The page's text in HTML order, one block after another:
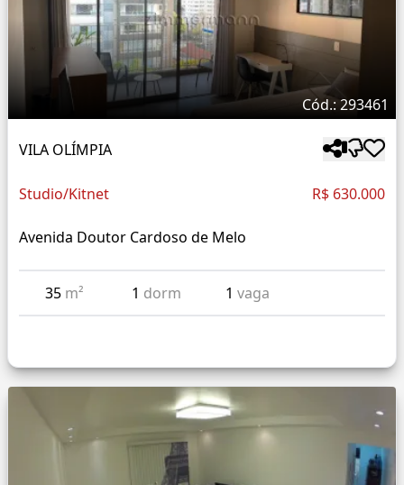
Cód.: 293461
VILA OLÍMPIA
Studio/Kitnet R$ 630.000
Avenida Doutor Cardoso de Melo
35 m² 1 dorm 1vaga